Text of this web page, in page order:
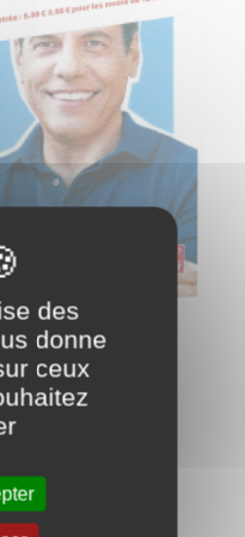
06/26 à 22:30
à 20 h 30,
des
donne
ceux